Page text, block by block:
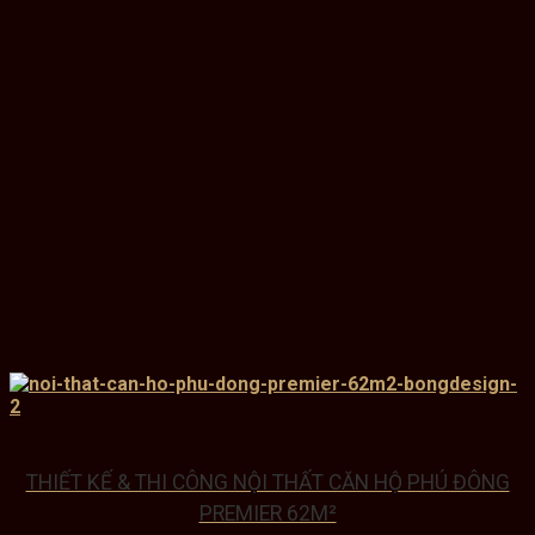
THIẾT KẾ & THI CÔNG NỘI THẤT CĂN HỘ PHÚ ĐÔNG
PREMIER 62M²